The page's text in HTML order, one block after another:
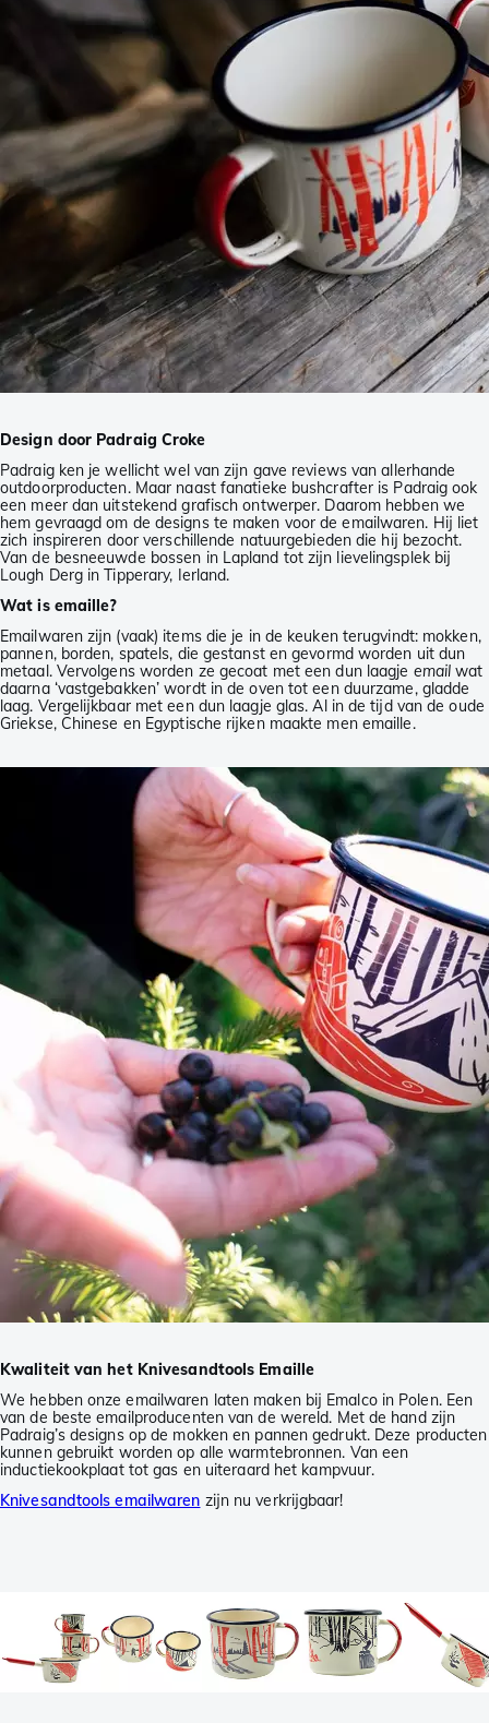
Design door Padraig Croke
Padraig ken je wellicht wel van zijn gave reviews van allerhande
outdoorproducten. Maar naast fanatieke bushcrafter is Padraig ook
een meer dan uitstekend grafisch ontwerper. Daarom hebben we
hem gevraagd om de designs te maken voor de emailwaren. Hij liet
zich inspireren door verschillende natuurgebieden die hij bezocht.
Van de besneeuwde bossen in Lapland tot zijn lievelingsplek bij
Lough Derg in Tipperary, Ierland.
Wat is emaille?
Emailwaren zijn (vaak) items die je in de keuken terugvindt: mokken,
pannen, borden, spatels, die gestanst en gevormd worden uit dun
metaal. Vervolgens worden ze gecoat met een dun laagje email wat
daarna ‘vastgebakken’ wordt in de oven tot een duurzame, gladde
laag. Vergelijkbaar met een dun laagje glas. Al in de tijd van de oude
Griekse, Chinese en Egyptische rijken maakte men emaille.
Kwaliteit van het Knivesandtools Emaille
We hebben onze emailwaren laten maken bij Emalco in Polen. Een
van de beste emailproducenten van de wereld. Met de hand zijn
Padraig’s designs op de mokken en pannen gedrukt. Deze producten
kunnen gebruikt worden op alle warmtebronnen. Van een
inductiekookplaat tot gas en uiteraard het kampvuur.
Knivesandtools emailwaren zijn nu verkrijgbaar!